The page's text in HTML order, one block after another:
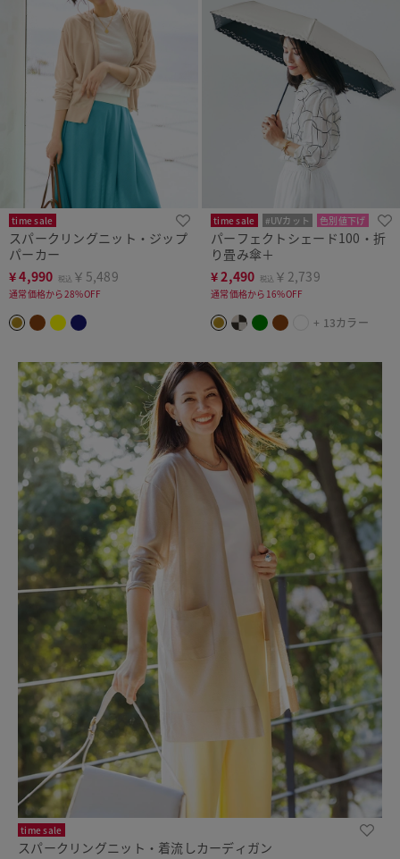
time sale
スパークリングニット・ジップ
パーカー
¥4,990 税込 ￥5,489
通常価格から28%OFF
time sale #UVカット 色別値下げ
パーフェクトシェード100・折
り畳み傘＋
¥2,490 税込 ￥2,739
通常価格から16%OFF
+ 13カラー
time sale
スパークリングニット・着流しカーディガン